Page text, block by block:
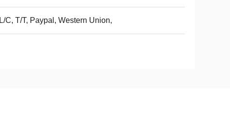
L/C, T/T, Paypal, Western Union,